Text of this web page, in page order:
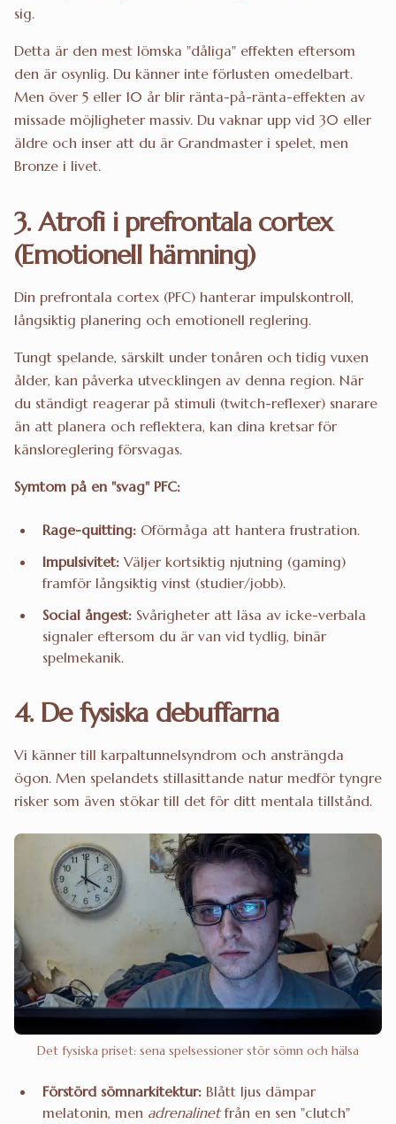
sig.
Detta är den mest lömska "dåliga" effekten eftersom
den är osynlig. Du känner inte förlusten omedelbart.
Men över 5 eller 10 år blir ränta-på-ränta-effekten av
missade möjligheter massiv. Du vaknar upp vid 30 eller
äldre och inser att du är Grandmaster i spelet, men
Bronze i livet.
3. Atrofi i prefrontala cortex
(Emotionell hämning)
Din prefrontala cortex (PFC) hanterar impulskontroll,
långsiktig planering och emotionell reglering.
Tungt spelande, särskilt under tonåren och tidig vuxen
ålder, kan påverka utvecklingen av denna region. När
du ständigt reagerar på stimuli (twitch-reflexer) snarare
än att planera och reflektera, kan dina kretsar för
känsloreglering försvagas.
Symtom på en "svag" PFC:
Rage-quitting: Oförmåga att hantera frustration.
Impulsivitet: Väljer kortsiktig njutning (gaming)
framför långsiktig vinst (studier/jobb).
Social ångest: Svårigheter att läsa av icke-verbala
signaler eftersom du är van vid tydlig, binär
spelmekanik.
4. De fysiska debuffarna
Vi känner till karpaltunnelsyndrom och ansträngda
ögon. Men spelandets stillasittande natur medför tyngre
risker som även stökar till det för ditt mentala tillstånd.
Det fysiska priset: sena spelsessioner stör sömn och hälsa
Förstörd sömnarkitektur: Blått ljus dämpar
melatonin, men adrenalinetfrån en sen "clutch"